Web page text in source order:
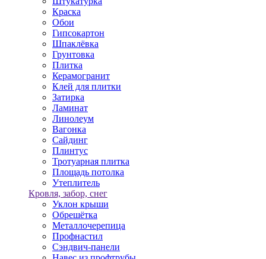
Краска
Обои
Гипсокартон
Шпаклёвка
Грунтовка
Плитка
Керамогранит
Клей для плитки
Затирка
Ламинат
Линолеум
Вагонка
Сайдинг
Плинтус
Тротуарная плитка
Площадь потолка
Утеплитель
Кровля, забор, снег
Уклон крыши
Обрешётка
Металлочерепица
Профнастил
Сэндвич-панели